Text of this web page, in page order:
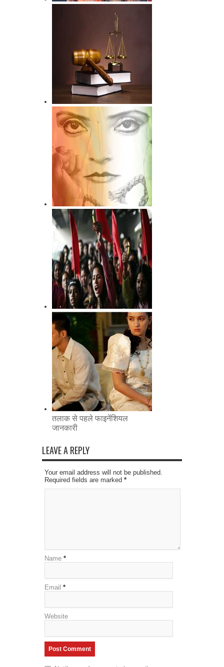
स्‍त्रि‍यों के जानने योग्‍य कुछ कानूनी
बातें
महिला घरेलू हिंसा निवारण कानून
2006
महिला हक़ों को जानिए
तलाक से पहले फाइनेंशियल
जानकारी
LEAVE A REPLY
Your email address will not be published.
Required fields are marked *
Name *
Email *
Website